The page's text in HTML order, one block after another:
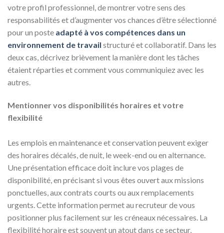
votre profil professionnel, de montrer votre sens des
responsabilités et d’augmenter vos chances d’être sélectionné
pour un poste adapté à vos compétences dans un
environnement de travail structuré et collaboratif. Dans les
deux cas, décrivez brièvement la manière dont les tâches
étaient réparties et comment vous communiquiez avec les
autres.
Mentionner vos disponibilités horaires et votre
flexibilité
Les emplois en maintenance et conservation peuvent exiger
des horaires décalés, de nuit, le week-end ou en alternance.
Une présentation efficace doit inclure vos plages de
disponibilité, en précisant si vous êtes ouvert aux missions
ponctuelles, aux contrats courts ou aux remplacements
urgents. Cette information permet au recruteur de vous
positionner plus facilement sur les créneaux nécessaires. La
flexibilité horaire est souvent un atout dans ce secteur,